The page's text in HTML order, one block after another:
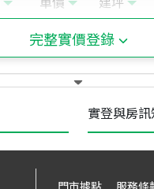
完整實價登錄
實登與房
門市據點 服務條